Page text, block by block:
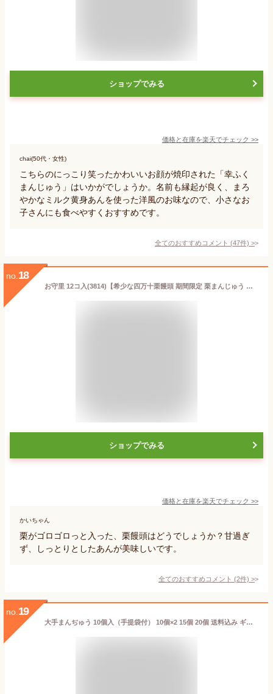
ショップでみる
価格と在庫を楽天でチェック >>
chai(50代・女性)
こちらのにっこり笑ったかわいいお顔が焼印された「幸ふく
まんじゅう」はいかがでしょうか。名前も縁起が良く、まろ
やかなミルク黄身あんを使った洋風のお味なので、小さなお
子さんにも食べやすくおすすめです。
全てのおすすめコメント (47件) >
no. 18
お守里 12コ入(3814)【希少な四万十栗饅頭 期間限定 栗まんじゅう マロン 和菓子 スイーツ ギフト お取り寄せ お土産 お菓子 プレゼント おみやげ お歳暮 お年賀 内祝 お供え 仏事 高知】
ショップでみる
価格と在庫を楽天でチェック >>
かいちゃん
栗がゴロゴロっと入った、栗饅頭はどうでしょうか？甘過ぎ
ず、しっとりとしたあんが美味しいです。
全てのおすすめコメント (2件) >
no. 19
大手まんぢゅう 10個入（手提袋付） 10個×2 15個 20個 送料込み ギフト プレゼント 贈答 お取り寄せ お土産 (レビュー記入で300円OFFクーポン配布中)